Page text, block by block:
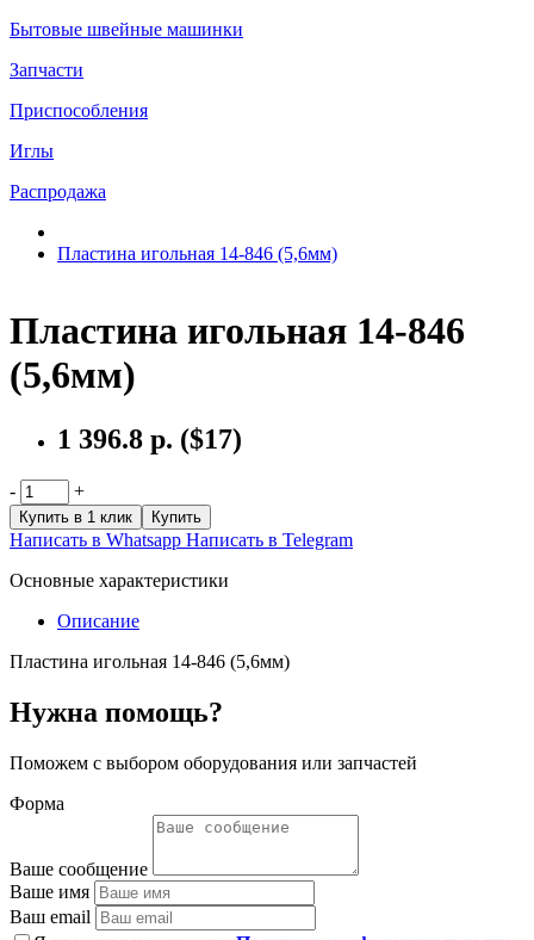
Бытовые швейные машинки
Запчасти
Приспособления
Иглы
Распродажа
Пластина игольная 14-846 (5,6мм)
Пластина игольная 14-846
(5,6мм)
1 396.8 р. ($17)
- +
Купить в 1 клик Купить
Написать в Whatsapp Написать в Telegram
Основные характеристики
Описание
Пластина игольная 14-846 (5,6мм)
Нужна помощь?
Поможем с выбором оборудования или запчастей
Форма
Ваше сообщение
Ваше имя
Ваш email